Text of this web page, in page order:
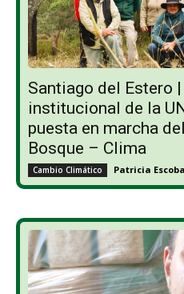
Santiago del Estero
institucional de la
puesta en marcha
Bosque – Clima
Cambio Climático Patricia